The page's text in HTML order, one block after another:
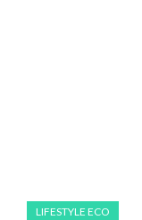
LIFESTYLE ECO